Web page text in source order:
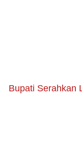
Bupati Serahkan